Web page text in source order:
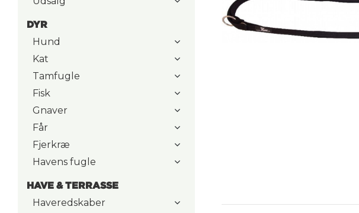
DYR
Hund
Kat
Tamfugle
Fisk
Gnaver
Får
Fjerkræ
Havens fugle
HAVE & TERRASSE
Haveredskaber